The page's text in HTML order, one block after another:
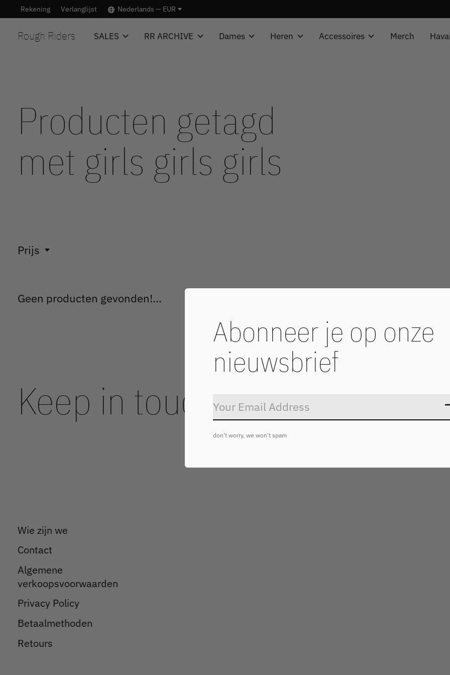
Rekening Verlanglijst Nederlands — EUR
Rough Riders SALES RR ARCHIVE Dames Heren Accessoires Merch
Producten getagd
met girls girls girls
Prijs
Geen producten gevonden!...
Keep in touch Don’t
Wie zijn we
Contact
Algemene
verkoopsvoorwaarden
Privacy Policy
Betaalmethoden
Retours
Abonneer je op onze
nieuwsbrief
don't worry, we won't spam